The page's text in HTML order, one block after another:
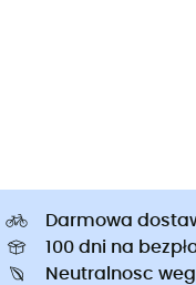
Darmowa
100 dni na
Neutralnosc